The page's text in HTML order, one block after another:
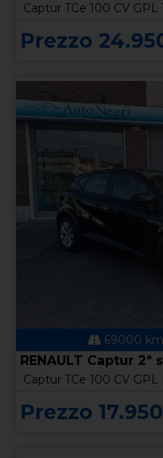
Captur TCe 100 CV GPL
Prezzo
69000 km
RENAULT Captur 2ª
Captur TCe 100 CV
Prezzo